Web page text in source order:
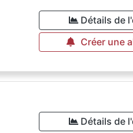
Détails de
Créer une
Détails de